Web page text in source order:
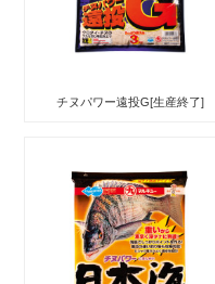
チヌパワー遠投G[生産終了]